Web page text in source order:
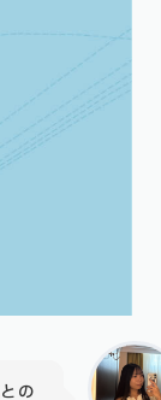
との